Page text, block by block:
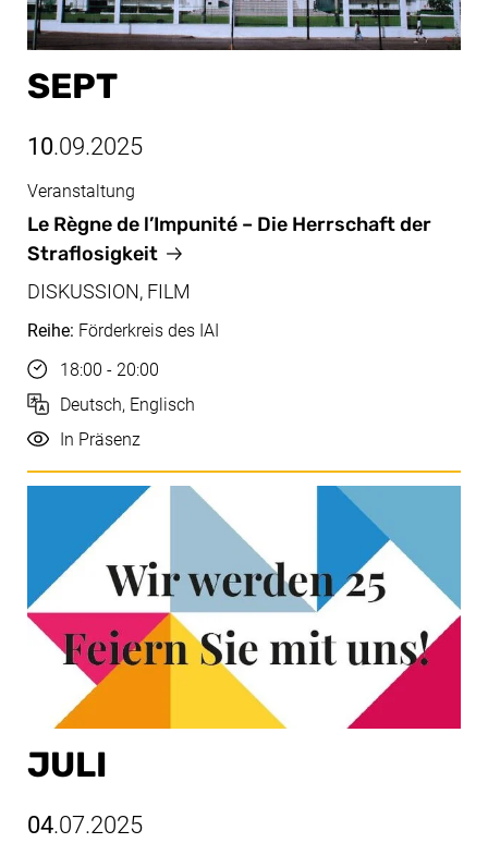
SEPT
10.09.2025
Sept, 10.09.2025
Le Règne de l’Impunité – Die Herrschaft der
Straflosigkeit
Veranstaltung
DISKUSSION, FILM
Reihe: Förderkreis des IAI
Uhrzeit
18:00 - 20:00
Sprache
Deutsch, Englisch
Durchführung
In Präsenz
JULI
04.07.2025